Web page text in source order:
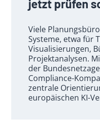
jetzt prüfen
Viele
Systeme, etwa für
Visualisierungen,
Projektanalysen.
der
Compliance-
zentrale
europäischen KI-